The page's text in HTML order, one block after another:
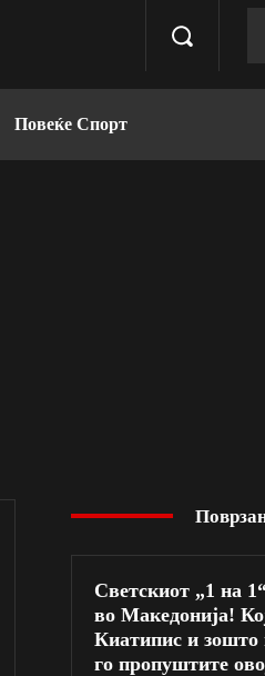
Повеќе Спорт
Светскиот „1 на
во Македонија!
Киатипис и зошто
го пропуштите